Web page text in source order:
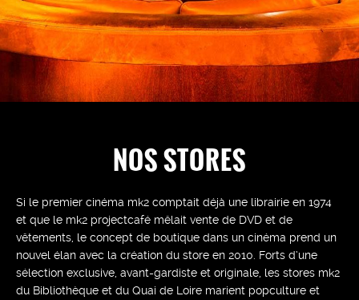
NOS STORES
Si le premier cinéma mk2 comptait déjà une librairie en 1974
et que le mk2 projectcafé mêlait vente de DVD et de
vêtements, le concept de boutique dans un cinéma prend un
nouvel élan avec la création du store en 2010. Forts d’une
sélection exclusive, avant-gardiste et originale, les stores mk2
du Bibliothèque et du Quai de Loire marient popculture et